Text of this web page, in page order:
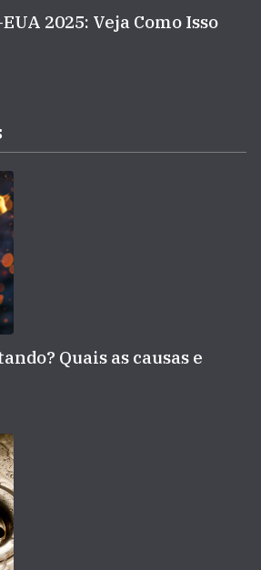
2025: Veja Como Isso
Quais as causas e